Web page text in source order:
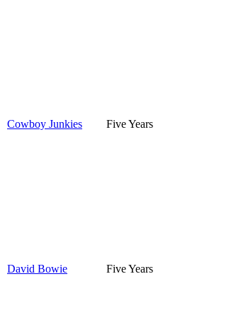
Cowboy Junkies Five Years
David Bowie Five Years